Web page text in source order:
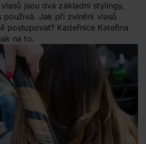
jsou dva základní stylingy,
používá. Jak při zvlnění vlasů
postupovat? Kadeřnice Kateřina
na to.